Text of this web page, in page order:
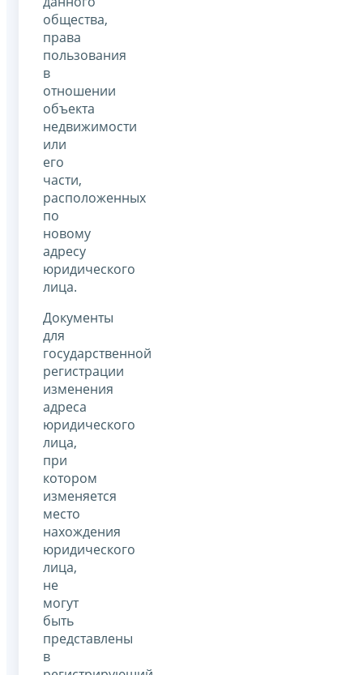
общества,
права
пользования
в
отношении
объекта
недвижимости
или
его
части,
расположенных
по
новому
адресу
юридического
лица.
Документы
для
государственной
регистрации
изменения
адреса
юридического
лица,
при
котором
изменяется
место
нахождения
юридического
лица,
не
могут
быть
представлены
в